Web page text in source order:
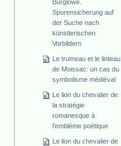
Burglöwe.
Spurensicherung auf
der Suche nach
künstlerischen
Vorbildern
Le trumeau et le linteau
de Moissac: un cas du
symbolisme médiéval
Le lion du chevalier de
la stratégie
romanesque à
l'emblème poétique
Le lion du chevalier de